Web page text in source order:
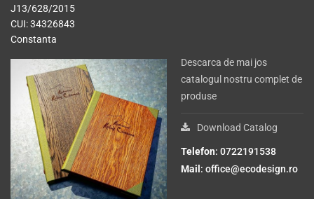
J13/628/2015
CUI: 34326843
Constanta
Descarca de mai jos
catalogul nostru complet de
produse
Download Catalog
Telefon: 0722191538
Mail : office@ecodesign.ro